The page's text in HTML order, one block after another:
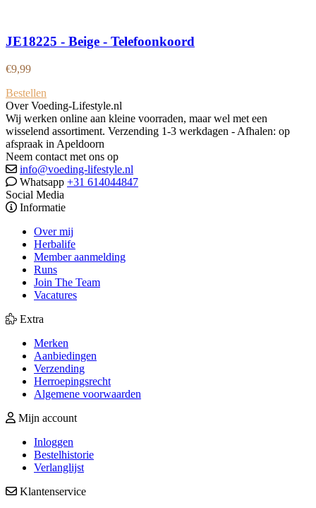
JE18225 - Beige - Telefoonkoord
€9,99
Bestellen
Over Voeding-Lifestyle.nl
Wij werken online aan kleine voorraden, maar wel met een
wisselend assortiment. Verzending 1-3 werkdagen - Afhalen: op
afspraak in Apeldoorn
Neem contact met ons op
info@voeding-lifestyle.nl
Whatsapp +31 614044847
Social Media
Informatie
Over mij
Herbalife
Member aanmelding
Runs
Join The Team
Vacatures
Extra
Merken
Aanbiedingen
Verzending
Herroepingsrecht
Algemene voorwaarden
Mijn account
Inloggen
Bestelhistorie
Verlanglijst
Klantenservice